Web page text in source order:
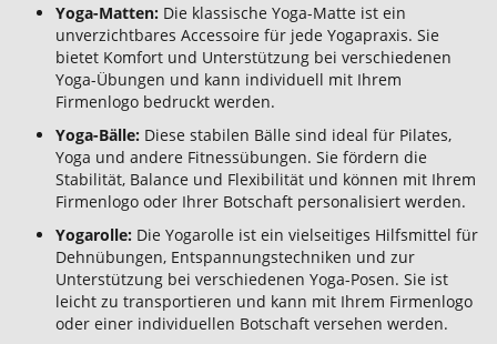
Yoga-Matten: Die klassische Yoga-Matte ist ein
unverzichtbares Accessoire für jede Yogapraxis. Sie
bietet Komfort und Unterstützung bei verschiedenen
Yoga-Übungen und kann individuell mit Ihrem
Firmenlogo bedruckt werden.
Yoga-Bälle: Diese stabilen Bälle sind ideal für Pilates,
Yoga und andere Fitnessübungen. Sie fördern die
Stabilität, Balance und Flexibilität und können mit Ihrem
Firmenlogo oder Ihrer Botschaft personalisiert werden.
Yogarolle: Die Yogarolle ist ein vielseitiges Hilfsmittel für
Dehnübungen, Entspannungstechniken und zur
Unterstützung bei verschiedenen Yoga-Posen. Sie ist
leicht zu transportieren und kann mit Ihrem Firmenlogo
oder einer individuellen Botschaft versehen werden.